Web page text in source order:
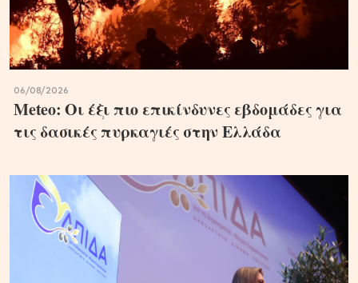
06/08/2026
Meteo: Οι έξι πιο επικίνδυνες εβδομάδες για
τις δασικές πυρκαγιές στην Ελλάδα